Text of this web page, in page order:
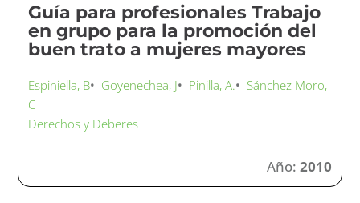
Guía para profesionales Trabajo
en grupo para la promoción del
buen trato a mujeres mayores
Espiniella, B• Goyenechea, J• Pinilla, A.• Sánchez Moro,
C
Derechos y Deberes
Año: 2010